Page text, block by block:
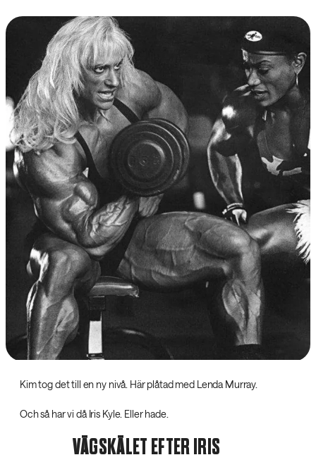
Kim tog det till en ny nivå. Här plåtad med Lenda Murray.
Och så har vi då Iris Kyle. Eller hade.
VÄGSKÄLET EFTER IRIS